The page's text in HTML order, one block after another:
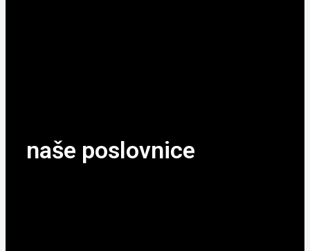
naše poslovnice